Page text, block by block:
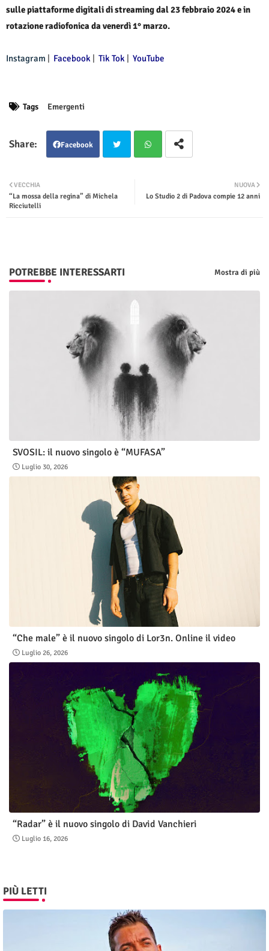
sulle piattaforme digitali di streaming dal 23 febbraio 2024 e in
rotazione radiofonica da venerdì 1° marzo.
Instagram Facebook Tik Tok YouTube
Tags Emergenti
Facebook
ter tsap
NUOVA
Lo Studio 2 di Padova compie 12 anni
VECCHIA
“La mossa della regina” di Michela
Ricciutelli
POTREBBE INTERESSARTI Mostra di più
SVOSIL: il nuovo singolo è “MUFASA”
Luglio 30, 2026
“Che male” è il nuovo singolo di Lor3n. Online il video
Luglio 26, 2026
“Radar” è il nuovo singolo di David Vanchieri
Luglio 16, 2026
PIÙ LETTI